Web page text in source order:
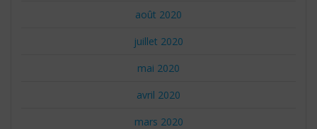
août 2020
juillet 2020
mai 2020
avril 2020
mars 2020